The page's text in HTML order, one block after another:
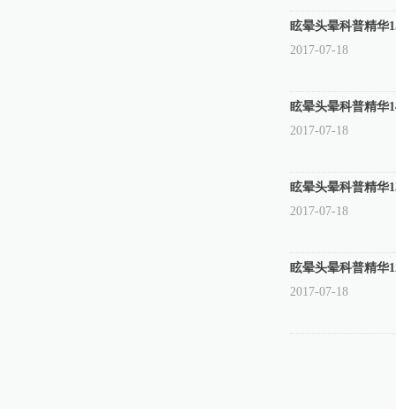
眩晕头晕科普精华
2017-07-18
眩晕头晕科普精华
2017-07-18
眩晕头晕科普精华
2017-07-18
眩晕头晕科普精华
2017-07-18